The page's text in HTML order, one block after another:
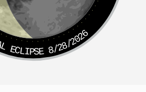
ECLIPSE 8/28/2026